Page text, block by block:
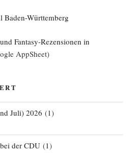
Baden-Württemberg
Fantasy-Rezensionen in
AppSheet)
Juli) 2026 (1)
der CDU(1)